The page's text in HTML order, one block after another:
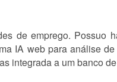
de emprego. Possuo
IA web para análise
integrada a um banco